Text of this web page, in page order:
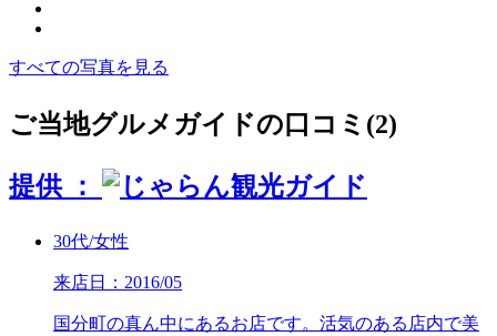
すべての写真を見る
ご当地グルメガイドの口コミ(2)
提供 ：
30代/女性
来店日：2016/05
国分町の真ん中にあるお店です。活気のある店内で美